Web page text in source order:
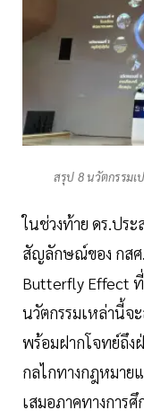
สรุป 8 นวัตกรรม
ในช่วงท้าย ดร.ประ
สัญลักษณ์ของ กสศ
Butterfly Effect ที่
นวัตกรรมเหล่านี้จ
พร้อมฝากโจทย์ถึง
กลไกทางกฎหมาย
เสมอภาคทางการ